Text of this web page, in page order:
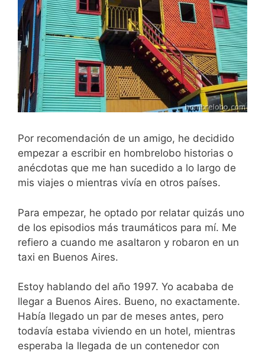
Por recomendación de un amigo, he decidido
empezar a escribir en hombrelobo historias o
anécdotas que me han sucedido a lo largo de
mis viajes o mientras vivía en otros países.
Para empezar, he optado por relatar quizás uno
de los episodios más traumáticos para mí. Me
refiero a cuando me asaltaron y robaron en un
taxi en Buenos Aires.
Estoy hablando del año 1997. Yo acababa de
llegar a Buenos Aires. Bueno, no exactamente.
Había llegado un par de meses antes, pero
todavía estaba viviendo en un hotel, mientras
esperaba la llegada de un contenedor con